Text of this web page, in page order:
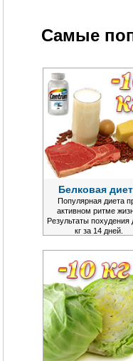
Самые
Белковая
Популярная диета
активном ритме
Результаты похудения
кг за 14 дней.